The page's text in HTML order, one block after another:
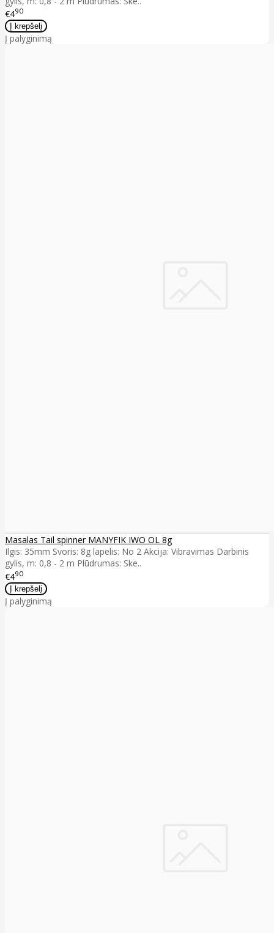
€490
Į palyginimą
Masalas Tail spinner MANYFIK IWO OL 8g
Ilgis: 35mm Svoris: 8g lapelis: No 2 Akcija: Vibravimas Darbinis
gylis, m: 0,8 - 2 m Plūdrumas: Ske..
€490
Į palyginimą